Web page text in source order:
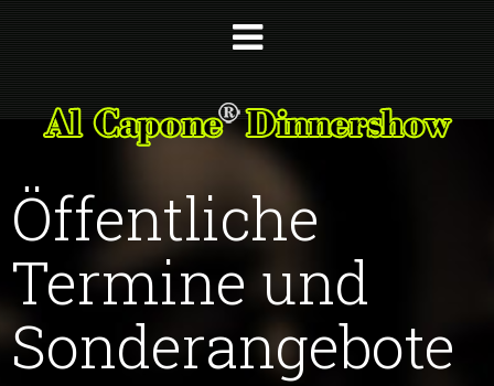
Öffentliche
Termine und
Sonderangebote